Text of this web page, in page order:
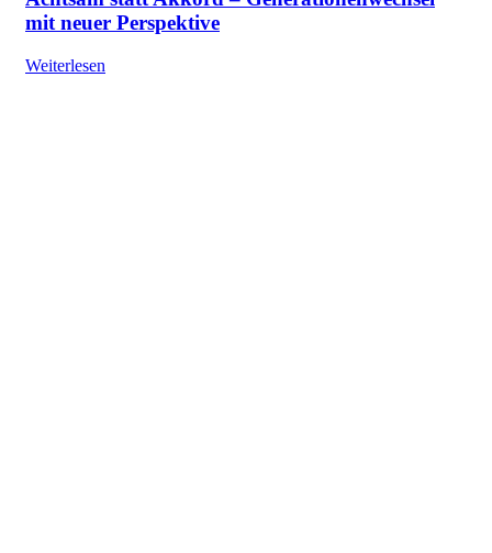
mit neuer Perspektive
Weiterlesen